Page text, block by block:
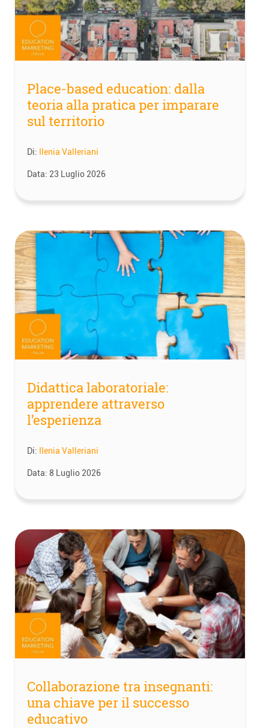
Place-based education: dalla
teoria alla pratica per imparare
sul territorio
Di: Ilenia Valleriani
Data: 23 Luglio 2026
Didattica laboratoriale:
apprendere attraverso
l’esperienza
Di: Ilenia Valleriani
Data: 8 Luglio 2026
Collaborazione tra insegnanti:
una chiave per il successo
educativo